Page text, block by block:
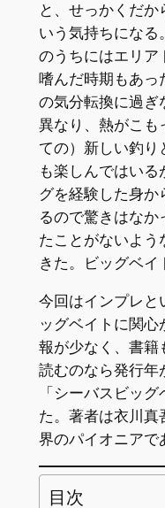
と、せっかくだ
いう気持ちになる
のうちにはエリア
嗜んだ時期もあっ
の気分転換に過ぎ
異なり、熱がこも
ての）新しい釣り
も楽しんではい
グを経験した身
るので驚きはなか
たことがないよう
きた。ビッグベイ
今回はインプレと
ッグベイトに関
報が少なく、書籍
読むのなら発行年
「シーバスビッ
た。著者は衣川真
界のパイオニアで
目次